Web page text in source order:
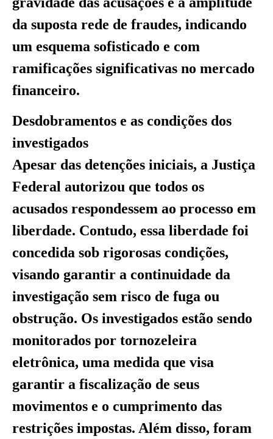
da suposta rede de fraudes, indicando
um esquema sofisticado e com
ramificações significativas no mercado
financeiro.
Desdobramentos e as condições dos
investigados
Apesar das detenções iniciais, a Justiça
Federal autorizou que todos os
acusados respondessem ao processo em
liberdade. Contudo, essa liberdade foi
concedida sob rigorosas condições,
visando garantir a continuidade da
investigação sem risco de fuga ou
obstrução. Os investigados estão sendo
monitorados por tornozeleira
eletrônica, uma medida que visa
garantir a fiscalização de seus
movimentos e o cumprimento das
restrições impostas. Além disso, foram